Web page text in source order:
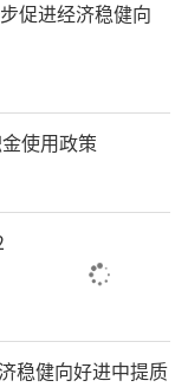
促进经济稳健向
使用政策
稳健向好进中提质